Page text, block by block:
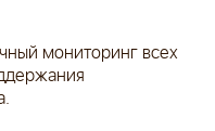
мониторинг всех